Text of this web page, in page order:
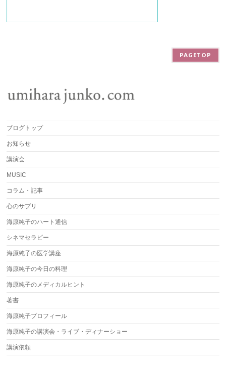
PAGETOP
ブログトップ
お知らせ
講演会
MUSIC
コラム・記事
心のサプリ
海原純子のハート通信
シネマセラピー
海原純子の医学講座
海原純子の今日の料理
海原純子のメディカルヒント
著書
海原純子プロフィール
海原純子の講演会・ライブ・ディナーショー
講演依頼